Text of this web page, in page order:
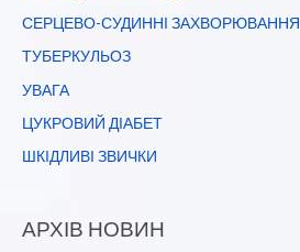
СЕРЦЕВО-СУДИННІ ЗАХВОРЮВАННЯ
ТУБЕРКУЛЬОЗ
УВАГА
ЦУКРОВИЙ ДІАБЕТ
ШКІДЛИВІ ЗВИЧКИ
АРХІВ НОВИН